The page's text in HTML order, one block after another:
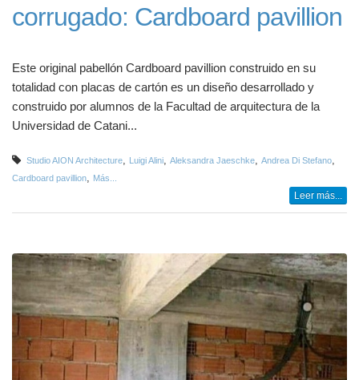
corrugado: Cardboard pavillion
Este original pabellón Cardboard pavillion construido en su
totalidad con placas de cartón es un diseño desarrollado y
construido por alumnos de la Facultad de arquitectura de la
Universidad de Catani...
Studio AION Architecture Luigi Alini Aleksandra Jaeschke Andrea Di Stefano
Cardboard pavillion Más...
Leer más...